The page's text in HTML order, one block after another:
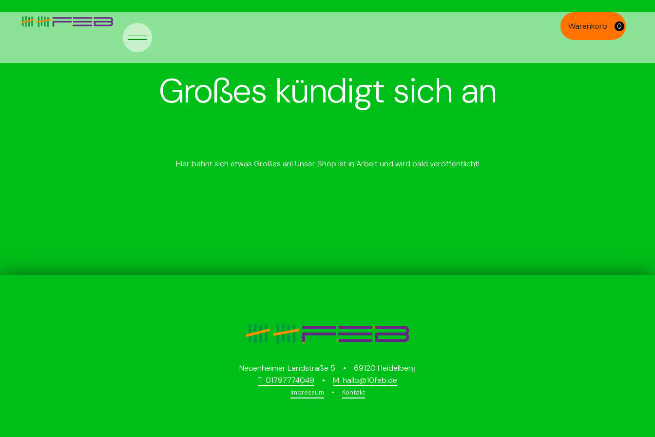
Warenkorb 0
Großes kündigt sich an
Hier bahnt sich etwas Großes an! Unser Shop ist in Arbeit und wird bald veröffentlicht!
Neuenheimer Landstraße 5 • 69120 Heidelberg
T: 01797774049 • M: hallo@10feb.de
Impressum • Kontakt